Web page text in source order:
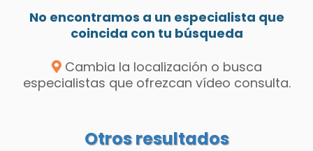
No encontramos a un especialista que
coincida con tu búsqueda
Cambia la localización o busca
especialistas que ofrezcan vídeo consulta.
Otros resultados